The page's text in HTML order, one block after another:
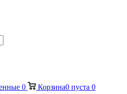
0 Корзина0 пуста 0